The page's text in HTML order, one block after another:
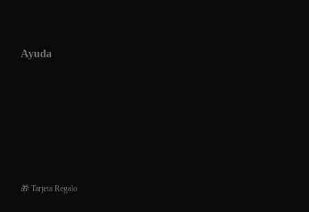
Ayuda
🎁 Tarjeta Regalo